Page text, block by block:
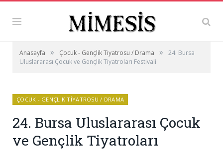
Anasayfa » Çocuk - Gençlik Tiyatrosu / Drama »
24. Bursa
Uluslararası Çocuk ve Gençlik Tiyatroları Festivali
ÇOCUK - GENÇLIK TIYATROSU / DRAMA
24. Bursa Uluslararası Çocuk
ve Gençlik Tiyatroları